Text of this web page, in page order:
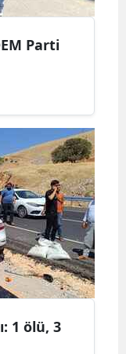
Iğdır
Kilis
Osmaniye
Düzce
Parti
1 ölü, 3